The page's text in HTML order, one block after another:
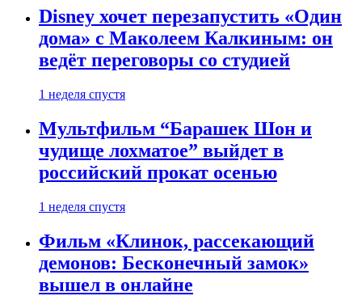
Disney хочет перезапустить «Один
дома» с Маколеем Калкиным: он
ведёт переговоры со студией
1 неделя спустя
Мультфильм “Барашек Шон и
чудище лохматое” выйдет в
российский прокат осенью
1 неделя спустя
Фильм «Клинок, рассекающий
демонов: Бесконечный замок»
вышел в онлайне